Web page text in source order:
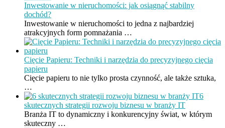
Inwestowanie w nieruchomości: jak osiągnąć stabilny
dochód?
Inwestowanie w nieruchomości to jedna z najbardziej
atrakcyjnych form pomnażania …
Cięcie Papieru: Techniki i narzędzia do precyzyjnego cięcia
papieru
Cięcie papieru to nie tylko prosta czynność, ale także sztuka,
…
6
skutecznych strategii rozwoju biznesu w branży IT
Branża IT to dynamiczny i konkurencyjny świat, w którym
skuteczny …